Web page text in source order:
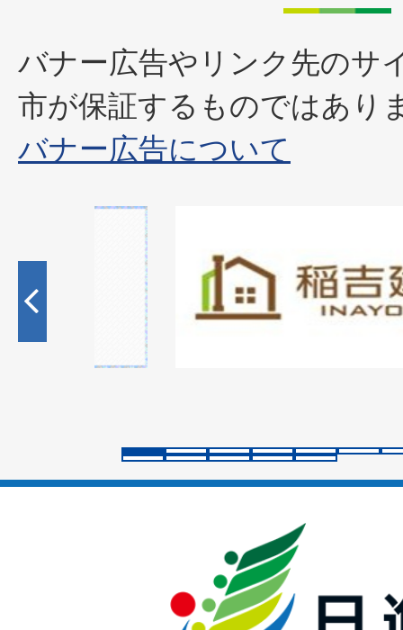
バナー広告やリンク先のサ
市が保証するものではあり
バナー広告について
枚
目
ラ
イ
ド